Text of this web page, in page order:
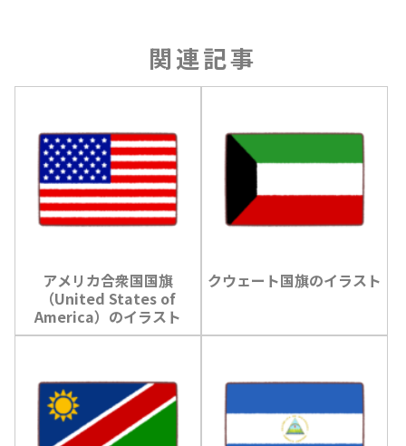
関連記事
アメリカ合衆国国旗
（United States of
America）のイラスト
クウェート国旗のイラスト